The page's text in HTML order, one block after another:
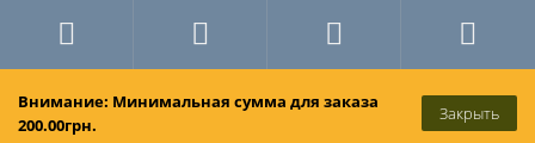
Внимание: Минимальная сумма для заказа
200.00грн.
Закрыть